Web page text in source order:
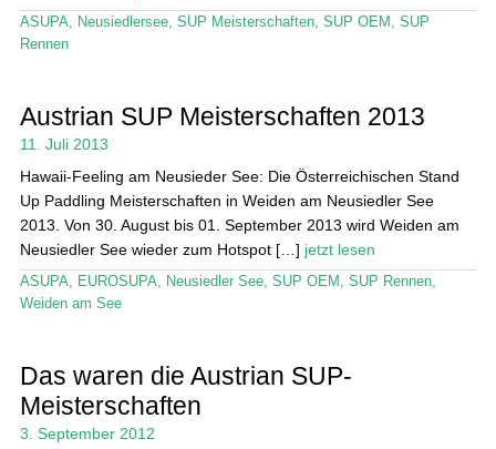
ASUPA, Neusiedlersee, SUP Meisterschaften, SUP OEM , SUP
Rennen
Austrian SUP Meisterschaften 2013
11. Juli 2013
Hawaii-Feeling am Neusieder See: Die Österreichischen Stand
Up Paddling Meisterschaften in Weiden am Neusiedler See
2013. Von 30. August bis 01. September 2013 wird Weiden am
Neusiedler See wieder zum Hotspot […] jetzt lesen
ASUPA, EUROSUPA, Neusiedler See, SUP OEM , SUP Rennen,
Weiden am See
Das waren die Austrian SUP-
Meisterschaften
3. September 2012